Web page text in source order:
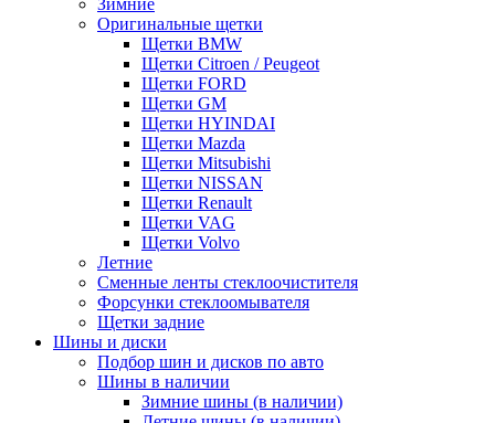
Зимние
Оригинальные щетки
Щетки BMW
Щетки Citroen / Peugeot
Щетки FORD
Щетки GM
Щетки HYINDAI
Щетки Mazda
Щетки Mitsubishi
Щетки NISSAN
Щетки Renault
Щетки VAG
Щетки Volvo
Летние
Сменные ленты стеклоочистителя
Форсунки стеклоомывателя
Щетки задние
Шины и диски
Подбор шин и дисков по авто
Шины в наличии
Зимние шины (в наличии)